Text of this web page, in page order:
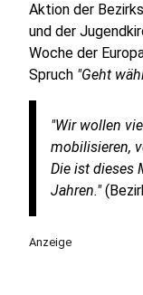
Aktion der
und der
Woche der
Spruch "Geht
"Wir wollen
mobilisieren,
Die ist dieses
Jahren."
Anzeige